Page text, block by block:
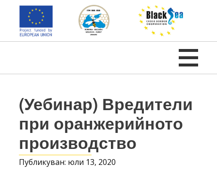
Напред
съдържанието
(Уебинар) Вредители
при оранжерийното
производство
Публикуван: юли 13, 2020